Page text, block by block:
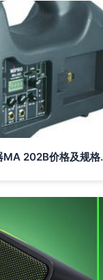
山东济南咪宝